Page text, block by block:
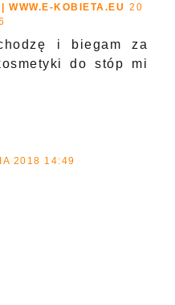
WWW.E-KOBIETA.EU 20
i biegam za
do stóp mi
2018 14:49